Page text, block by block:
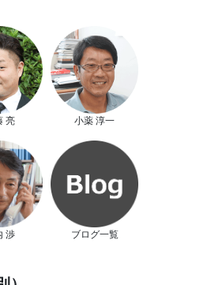
亮 小薬 淳一
渉 ブログ一覧